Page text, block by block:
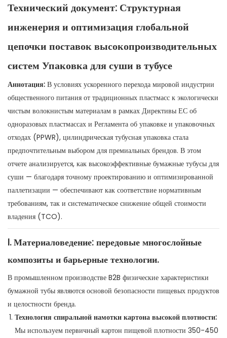
Технический документ: Структурная
инженерия и оптимизация глобальной
цепочки поставок высокопроизводительных
систем Упаковка для суши в тубусе
Аннотация: В условиях ускоренного перехода мировой индустрии
общественного питания от традиционных пластмасс к экологически
чистым волокнистым материалам в рамках Директивы ЕС об
одноразовых пластмассах и Регламента об упаковке и упаковочных
отходах (PPWR), цилиндрическая тубусная упаковка стала
предпочтительным выбором для премиальных брендов. В этом
отчете анализируется, как высокоэффективные бумажные тубусы для
суши — благодаря точному проектированию и оптимизированной
паллетизации — обеспечивают как соответствие нормативным
требованиям, так и систематическое снижение общей стоимости
владения (TCO).
I. Материаловедение: передовые многослойные
композиты и барьерные технологии.
В промышленном производстве B2B физические характеристики
бумажной тубы являются основой безопасности пищевых продуктов
и целостности бренда.
Технология спиральной намотки картона высокой плотности:
Мы используем первичный картон пищевой плотности 350-450